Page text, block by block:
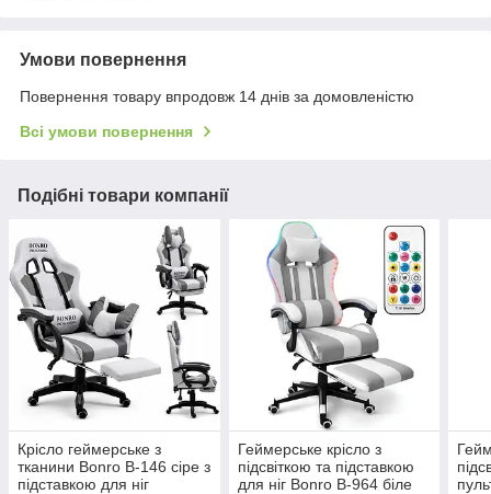
Умови повернення
Повернення товару впродовж 14 днів за домовленістю
Всі умови повернення
Подібні товари компанії
Крісло геймерське з
тканини Bonro B-146 сіре з
підставкою для ніг
Геймерське крісло з
підсвіткою та підставкою
для ніг Bonro B-964 біле